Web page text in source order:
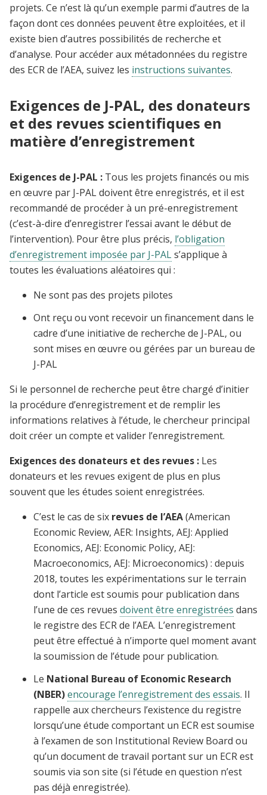
projets. Ce n’est là qu’un exemple parmi d’autres de la
façon dont ces données peuvent être exploitées, et il
existe bien d’autres possibilités de recherche et
d’analyse. Pour accéder aux métadonnées du registre
des ECR de l’AEA, suivez les instructions suivantes.
Exigences de J-PAL, des donateurs
et des revues scientifiques en
matière d’enregistrement
Exigences de J-PAL : Tous les projets financés ou mis
en œuvre par J-PAL doivent être enregistrés, et il est
recommandé de procéder à un pré-enregistrement
(c’est-à-dire d’enregistrer l’essai avant le début de
l’intervention). Pour être plus précis, l’obligation
d’enregistrement imposée par J-PALs’applique à
toutes les évaluations aléatoires qui :
Ne sont pas des projets pilotes
Ont reçu ou vont recevoir un financement dans le
cadre d’une initiative de recherche de J-PAL, ou
sont mises en œuvre ou gérées par un bureau de
J-PAL
Si le personnel de recherche peut être chargé d’initier
la procédure d’enregistrement et de remplir les
informations relatives à l’étude, le chercheur principal
doit créer un compte et valider l’enregistrement.
Exigences des donateurs et des revues : Les
donateurs et les revues exigent de plus en plus
souvent que les études soient enregistrées.
C’est le cas de six revues de l’AEA(American
Economic Review, AER: Insights, AEJ: Applied
Economics, AEJ: Economic Policy, AEJ:
Macroeconomics, AEJ: Microeconomics) : depuis
2018, toutes les expérimentations sur le terrain
dont l’article est soumis pour publication dans
l’une de ces revues doivent être enregistrées dans
le registre des ECR de l’AEA. L’enregistrement
peut être effectué à n’importe quel moment avant
la soumission de l’étude pour publication.
Le National Bureau of Economic Research
(NBER)encourage l’enregistrement des essais. Il
rappelle aux chercheurs l’existence du registre
lorsqu’une étude comportant un ECR est soumise
à l’examen de son Institutional Review Board ou
qu’un document de travail portant sur un ECR est
soumis via son site (si l’étude en question n’est
pas déjà enregistrée).